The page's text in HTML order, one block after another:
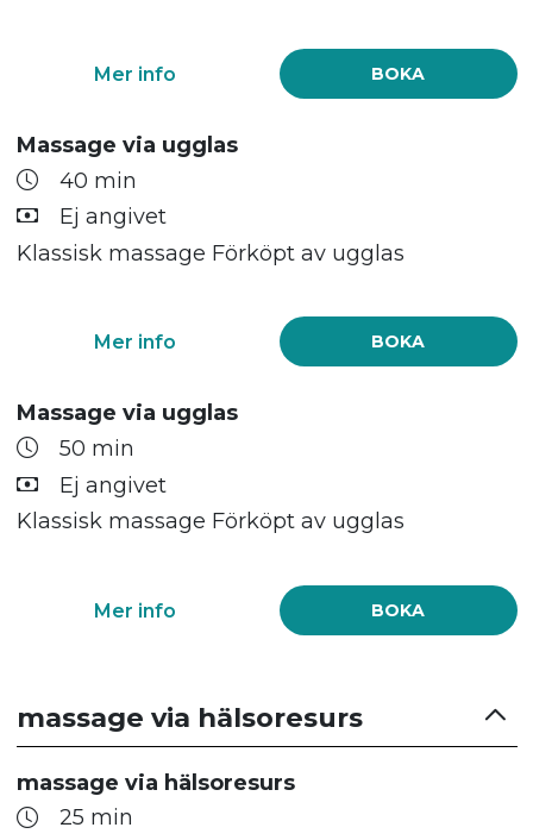
BOKA
Mer info
Massage via ugglas
40 min
Ej angivet
Klassisk massage Förköpt av ugglas
BOKA
Mer info
Massage via ugglas
50 min
Ej angivet
Klassisk massage Förköpt av ugglas
BOKA
Mer info
massage via hälsoresurs
massage via hälsoresurs
25 min